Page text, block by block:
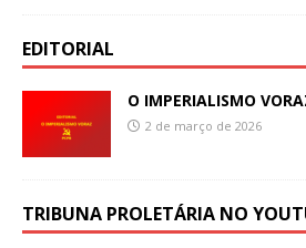
EDITORIAL
O IMPERIALISMO
2 de março de 2026
TRIBUNA PROLETÁRIA NO